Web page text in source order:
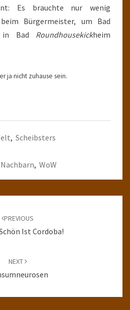
Es brauchte nur wenig
Bürgermeister, um Bad
in Bad Roundhousekickheim
ja nicht zuhause sein.
, Scheibsters
, WoW
PREVIOUS
Ist Cordoba!
NEXT